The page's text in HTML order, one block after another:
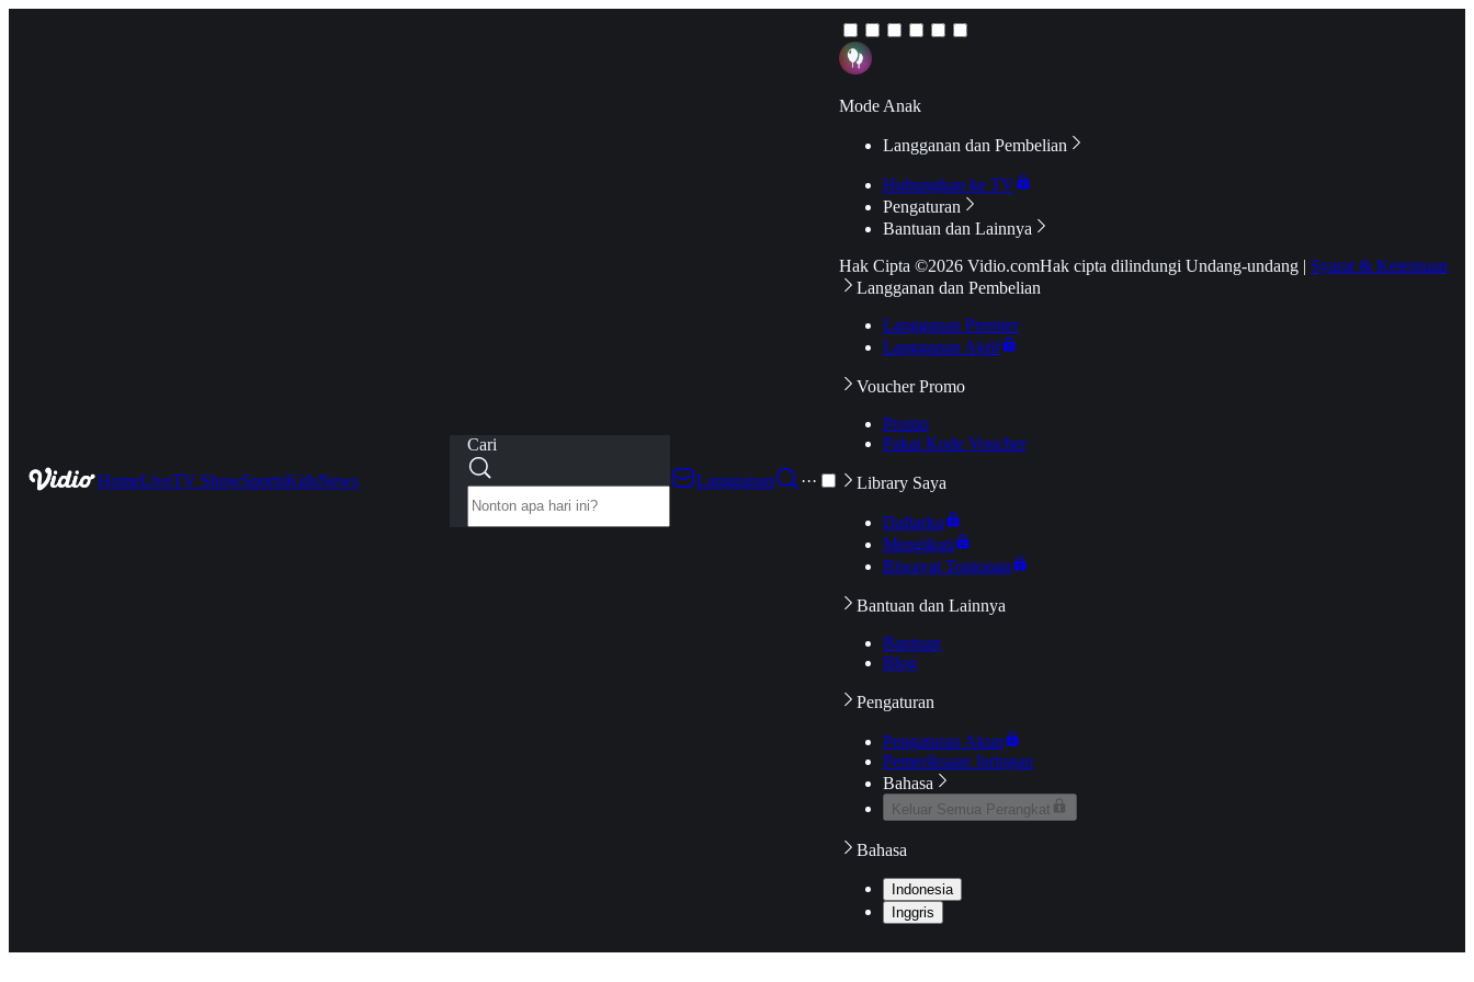
HomeLiveTV ShowSportsKidsNews
Cari
Langganan
···
Mode Anak
Langganan dan Pembelian
Hubungkan ke TV
Pengaturan
Bantuan dan Lainnya
Hak Cipta ©2026 Vidio.comHak cipta dilindungi Undang-undang | Syarat & Ketentuan
Langganan dan Pembelian
Langganan Premier
Langganan Aktif
Voucher Promo
Promo
Pakai Kode Voucher
Library Saya
Daftarku
Mengikuti
Riwayat Tontonan
Bantuan dan Lainnya
Bantuan
Blog
Pengaturan
Pengaturan Akun
Pemeriksaan Jaringan
Bahasa
Keluar Semua Perangkat
Bahasa
Indonesia
Inggris